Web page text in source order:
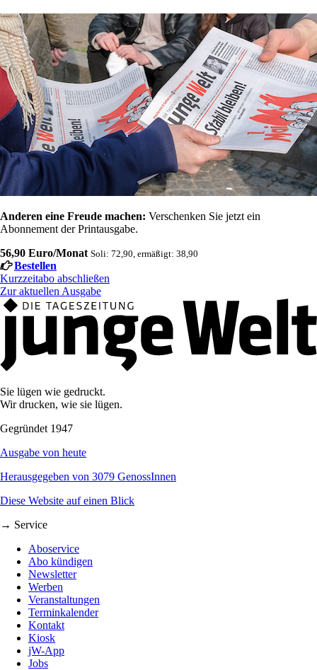
Anderen eine Freude machen: Verschenken Sie jetzt ein
Abonnement der Printausgabe.
56,90 Euro/Monat Soli: 72,90, ermäßigt: 38,90
Bestellen
Kurzzeitabo abschließen
Zur aktuellen Ausgabe
Sie lügen wie gedruckt.
Wir drucken, wie sie lügen.
Gegründet 1947
Ausgabe von heute
Herausgegeben von 3079 GenossInnen
Diese Website auf einen Blick
→ Service
Aboservice
Abo kündigen
Newsletter
Werben
Veranstaltungen
Terminkalender
Kontakt
Kiosk
jW-App
Jobs